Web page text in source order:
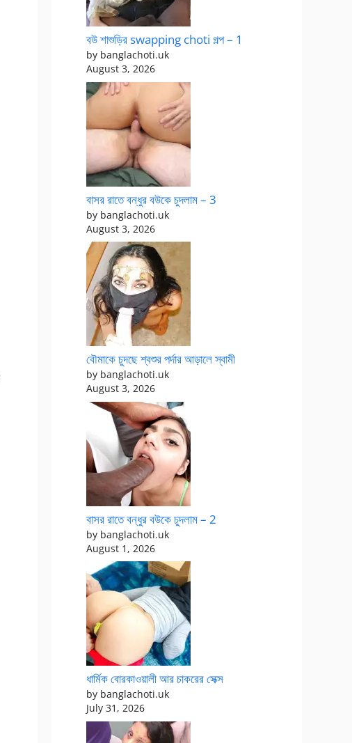
বউ শাশুড়ির swapping choti গল্প – 1
by banglachoti.uk
August 3, 2026
বাসর রাতে বন্ধুর বউকে চুদলাম – 3
by banglachoti.uk
August 3, 2026
বৌমাকে চুদছে শ্বশুর পর্দার আড়ালে স্বামী
by banglachoti.uk
August 3, 2026
বাসর রাতে বন্ধুর বউকে চুদলাম – 2
by banglachoti.uk
August 1, 2026
ধার্মিক বোরকাওয়ালী আর চাকরের সেক্স
by banglachoti.uk
July 31, 2026